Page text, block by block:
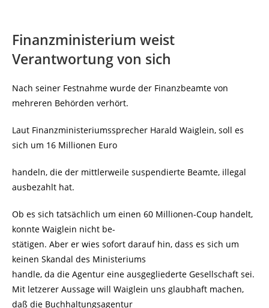
Finanzministerium weist
Verantwortung von sich
Nach seiner Festnahme wurde der Finanzbeamte von
mehreren Behörden verhört.
Laut Finanzministeriumssprecher Harald Waiglein, soll es
sich um 16 Millionen Euro
handeln, die der mittlerweile suspendierte Beamte, illegal
ausbezahlt hat.
Ob es sich tatsächlich um einen 60 Millionen-Coup handelt,
konnte Waiglein nicht be-
stätigen. Aber er wies sofort darauf hin, dass es sich um
keinen Skandal des Ministeriums
handle, da die Agentur eine ausgegliederte Gesellschaft sei.
Mit letzerer Aussage will Waiglein uns glaubhaft machen,
daß die Buchhaltungsagentur